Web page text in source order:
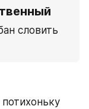
словить